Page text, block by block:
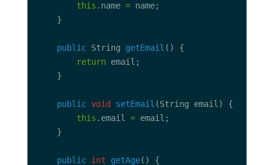
this .name =
public String getEmail
return
public void setEmail
this .email =
public int getAge